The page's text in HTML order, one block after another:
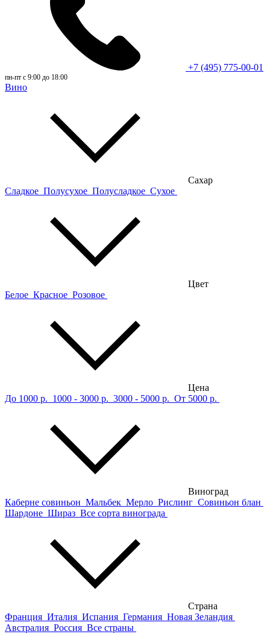
+7 (495) 775-00-01
пн-пт с 9:00 до 18:00
Вино
Сахар
Сладкое Полусухое Полусладкое Сухое
Цвет
Белое Красное Розовое
Цена
До 1000 р. 1000 - 3000 р. 3000 - 5000 р. От 5000 р.
Виноград
Каберне совиньон Мальбек Мерло Рислинг Совиньон блан
Шардоне Шираз Все сорта винограда
Страна
Франция Италия Испания Германия Новая Зеландия
Австралия Россия Все страны